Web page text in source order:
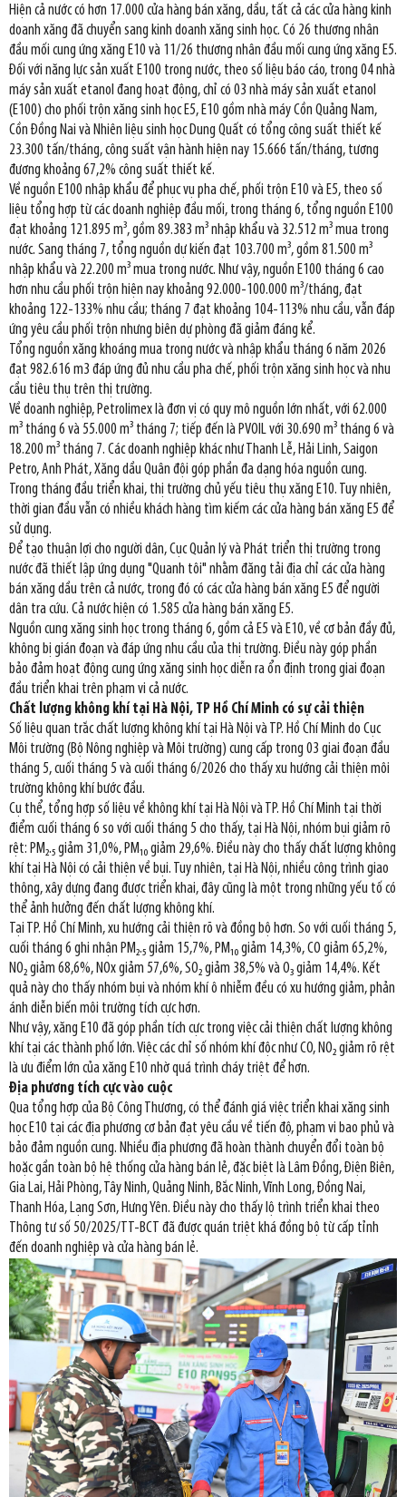
Hiện cả nước có hơn 17.000 cửa hàng bán xăng, dầu, tất cả các cửa hàng kinh
doanh xăng đã chuyển sang kinh doanh xăng sinh học. Có 26 thương nhân
đầu mối cung ứng xăng E10 và 11/26 thương nhân đầu mối cung ứng xăng E5.
Đối với năng lực sản xuất E100 trong nước, theo số liệu báo cáo, trong 04 nhà
máy sản xuất etanol đang hoạt động, chỉ có 03 nhà máy sản xuất etanol
(E100) cho phối trộn xăng sinh học E5, E10 gồm nhà máy Cồn Quảng Nam,
Cồn Đồng Nai và Nhiên liệu sinh học Dung Quất có tổng công suất thiết kế
23.300 tấn/tháng, công suất vận hành hiện nay 15.666 tấn/tháng, tương
đương khoảng 67,2% công suất thiết kế.
Về nguồn E100 nhập khẩu để phục vụ pha chế, phối trộn E10 và E5, theo số
liệu tổng hợp từ các doanh nghiệp đầu mối, trong tháng 6, tổng nguồn E100
đạt khoảng 121.895 m³, gồm 89.383 m³ nhập khẩu và 32.512 m³ mua trong
nước. Sang tháng 7, tổng nguồn dự kiến đạt 103.700 m³, gồm 81.500 m³
nhập khẩu và 22.200 m³ mua trong nước. Như vậy, nguồn E100 tháng 6 cao
hơn nhu cầu phối trộn hiện nay khoảng 92.000-100.000 m³/tháng, đạt
khoảng 122-133% nhu cầu; tháng 7 đạt khoảng 104-113% nhu cầu, vẫn đáp
ứng yêu cầu phối trộn nhưng biên dự phòng đã giảm đáng kể.
Tổng nguồn xăng khoáng mua trong nước và nhập khẩu tháng 6 năm 2026
đạt 982.616 m3 đáp ứng đủ nhu cầu pha chế, phối trộn xăng sinh học và nhu
cầu tiêu thụ trên thị trường.
Về doanh nghiệp, Petrolimex là đơn vị có quy mô nguồn lớn nhất, với 62.000
m³ tháng 6 và 55.000 m³ tháng 7; tiếp đến là PVOIL với 30.690 m³ tháng 6 và
18.200 m³ tháng 7. Các doanh nghiệp khác như Thanh Lễ, Hải Linh, Saigon
Petro, Anh Phát, Xăng dầu Quân đội góp phần đa dạng hóa nguồn cung.
Trong tháng đầu triển khai, thị trường chủ yếu tiêu thụ xăng E10. Tuy nhiên,
thời gian đầu vẫn có nhiều khách hàng tìm kiếm các cửa hàng bán xăng E5 để
sử dụng.
Để tạo thuận lợi cho người dân, Cục Quản lý và Phát triển thị trường trong
nước đã thiết lập ứng dụng "Quanh tôi" nhằm đăng tải địa chỉ các cửa hàng
bán xăng dầu trên cả nước, trong đó có các cửa hàng bán xăng E5 để người
dân tra cứu. Cả nước hiện có 1.585 cửa hàng bán xăng E5.
Nguồn cung xăng sinh học trong tháng 6, gồm cả E5 và E10, về cơ bản đầy đủ,
không bị gián đoạn và đáp ứng nhu cầu của thị trường. Điều này góp phần
bảo đảm hoạt động cung ứng xăng sinh học diễn ra ổn định trong giai đoạn
đầu triển khai trên phạm vi cả nước.
Chất lượng không khí tại Hà Nội, TP Hồ Chí Minh có sự cải thiện
Số liệu quan trắc chất lượng không khí tại Hà Nội và TP. Hồ Chí Minh do Cục
Môi trường (Bộ Nông nghiệp và Môi trường) cung cấp trong 03 giai đoạn đầu
tháng 5, cuối tháng 5 và cuối tháng 6/2026 cho thấy xu hướng cải thiện môi
trường không khí bước đầu.
Cụ thể, tổng hợp số liệu về không khí tại Hà Nội và TP. Hồ Chí Minh tại thời
điểm cuối tháng 6 so với cuối tháng 5 cho thấy, tại Hà Nội, nhóm bụi giảm rõ
rệt: PM₂.₅ giảm 31,0%, PM₁₀ giảm 29,6%. Điều này cho thấy chất lượng không
khí tại Hà Nội có cải thiện về bụi. Tuy nhiên, tại Hà Nội, nhiều công trình giao
thông, xây dựng đang được triển khai, đây cũng là một trong những yếu tố có
thể ảnh hưởng đến chất lượng không khí.
Tại TP. Hồ Chí Minh, xu hướng cải thiện rõ và đồng bộ hơn. So với cuối tháng 5,
cuối tháng 6 ghi nhận PM₂.₅ giảm 15,7%, PM₁₀ giảm 14,3%, CO giảm 65,2%,
NO₂ giảm 68,6%, NOx giảm 57,6%, SO₂ giảm 38,5% và O₃ giảm 14,4%. Kết
quả này cho thấy nhóm bụi và nhóm khí ô nhiễm đều có xu hướng giảm, phản
ánh diễn biến môi trường tích cực hơn.
Như vậy, xăng E10 đã góp phần tích cực trong việc cải thiện chất lượng không
khí tại các thành phố lớn. Việc các chỉ số nhóm khí độc như CO, NO₂ giảm rõ rệt
là ưu điểm lớn của xăng E10 nhờ quá trình cháy triệt để hơn.
Địa phương tích cực vào cuộc
Qua tổng hợp của Bộ Công Thương, có thể đánh giá việc triển khai xăng sinh
học E10 tại các địa phương cơ bản đạt yêu cầu về tiến độ, phạm vi bao phủ và
bảo đảm nguồn cung. Nhiều địa phương đã hoàn thành chuyển đổi toàn bộ
hoặc gần toàn bộ hệ thống cửa hàng bán lẻ, đặc biệt là Lâm Đồng, Điện Biên,
Gia Lai, Hải Phòng, Tây Ninh, Quảng Ninh, Bắc Ninh, Vĩnh Long, Đồng Nai,
Thanh Hóa, Lạng Sơn, Hưng Yên. Điều này cho thấy lộ trình triển khai theo
Thông tư số 50/2025/TT-BCT đã được quán triệt khá đồng bộ từ cấp tỉnh
đến doanh nghiệp và cửa hàng bán lẻ.